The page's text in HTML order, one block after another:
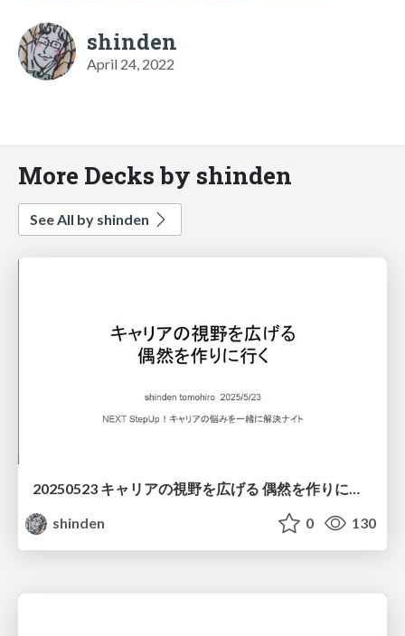
shinden
April 24, 2022
More Decks by shinden
See All by shinden
20250523 キャリアの視野を広げる 偶然を作りに行く / create opportunities to career
shinden
0 130